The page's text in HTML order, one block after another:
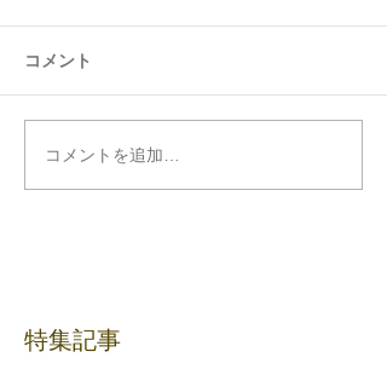
コメント
コメントを追加…
特集記事